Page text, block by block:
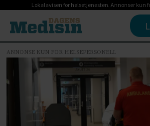
Lokalavisen for helsetjenesten. Annonser kun
Tag:
akuttmedisin
ANNONSE KUN FOR HELSEPERSONELL